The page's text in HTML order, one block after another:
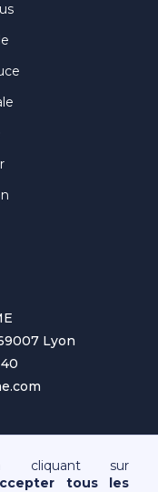
Lyon
Paumé 2025
cliquant sur
tous les